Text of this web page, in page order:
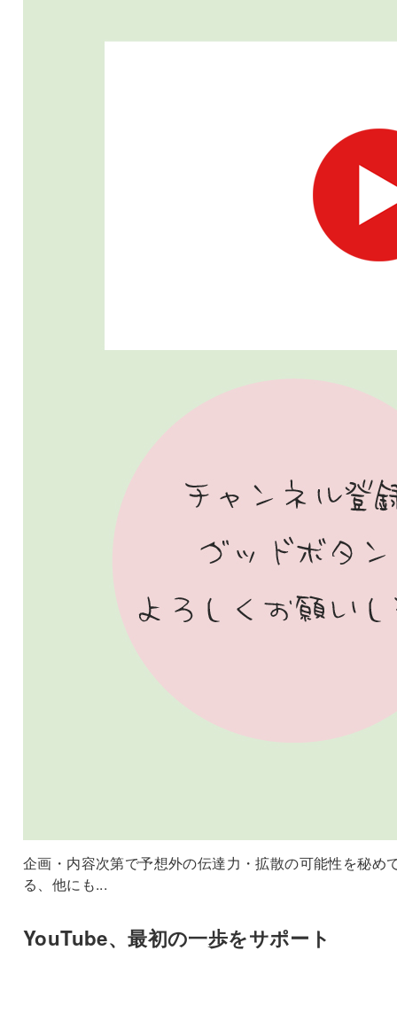
企画・内容次第で予想外の伝達力・拡散の可能性を秘め
る、他にも...
YouTube、最初の一歩をサポート